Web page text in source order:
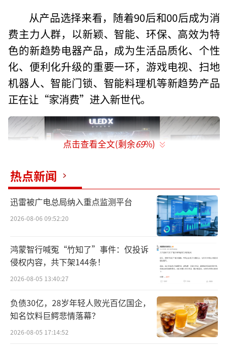
从产品选择来看，随着90后和00后成为消
费主力人群，以新颖、智能、环保、高效为特
色的新趋势电器产品，成为生活品质化、个性
化、便利化升级的重要一环，游戏电视、扫地
机器人、智能门锁、智能料理机等新趋势产品
正在让“家消费”进入新世代。
年轻用户在苏宁易购门店进行游戏体验
不再局限于家庭“刚需”，改善型需求甚至更
加重要。
点击查看全文(剩余69%)
热点新闻
迅雷被广电总局纳入重点监测平台
2026-08-06 09:52:20
鸿蒙智行喊冤“竹知了”事件：仅投诉
侵权内容，共下架144条！
2026-08-05 13:40:27
负债30亿，28岁年轻人败光百亿国企，
知名饮料巨鳄悲情落幕？
2026-08-05 17:14:52